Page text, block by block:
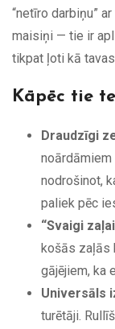
“netīro darbiņu”
maisiņi — tie ir
tikpat ļoti kā
Kāpēc tie
Draudzīgi
nodrošinot,
paliek pēc
“Svaigi
košās zaļās
gājējiem, ka
Universāls
turētāji.